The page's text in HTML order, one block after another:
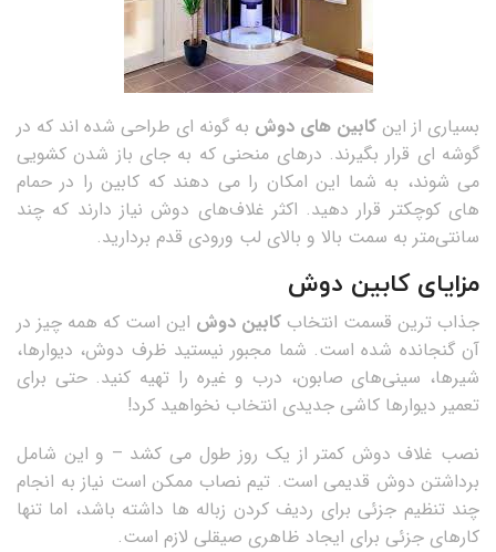
بسیاری از این کابین های دوش به گونه ای طراحی شده اند که در
گوشه ای قرار بگیرند. درهای منحنی که به جای باز شدن کشویی
می شوند، به شما این امکان را می دهند که کابین را در حمام
های کوچکتر قرار دهید. اکثر غلاف‌های دوش نیاز دارند که چند
سانتی‌متر به سمت بالا و بالای لب ورودی قدم بردارید.
مزایای کابین دوش
جذاب ترین قسمت انتخاب کابین دوش این است که همه چیز در
آن گنجانده شده است. شما مجبور نیستید ظرف دوش، دیوارها،
شیرها، سینی‌های صابون، درب و غیره را تهیه کنید. حتی برای
تعمیر دیوارها کاشی جدیدی انتخاب نخواهید کرد!
نصب غلاف دوش کمتر از یک روز طول می کشد – و این شامل
برداشتن دوش قدیمی است. تیم نصاب ممکن است نیاز به انجام
چند تنظیم جزئی برای ردیف کردن زباله ها داشته باشد، اما تنها
کارهای جزئی برای ایجاد ظاهری صیقلی لازم است.